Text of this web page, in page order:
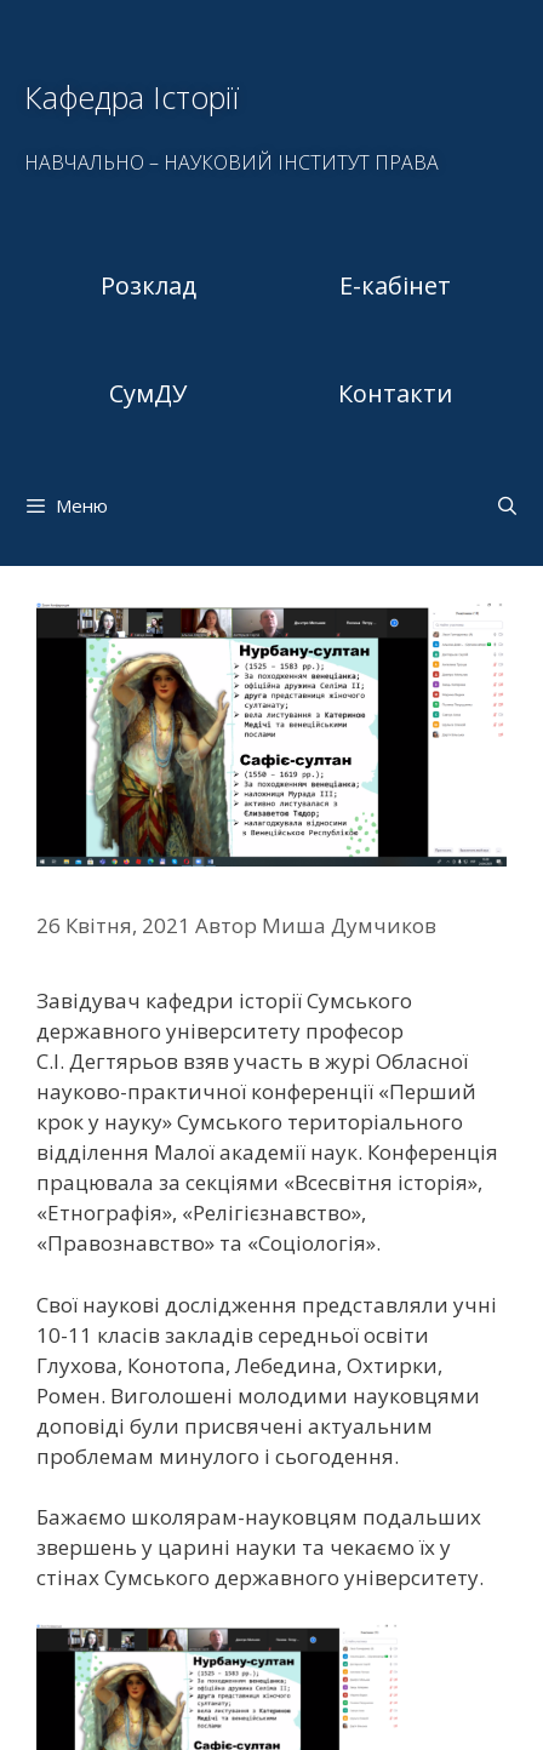
Кафедра Історії
НАВЧАЛЬНО – НАУКОВИЙ ІНСТИТУТ ПРАВА
Розклад Е-кабінет
СумДУ Контакти
Меню
26 Квітня, 2021 Автор Миша Думчиков
Завідувач кафедри історії Сумського
державного університету професор
С.І. Дегтярьов взяв участь в журі Обласної
науково-практичної конференції «Перший
крок у науку» Сумського територіального
відділення Малої академії наук. Конференція
працювала за секціями «Всесвітня історія»,
«Етнографія», «Релігієзнавство»,
«Правознавство» та «Соціологія».
Свої наукові дослідження представляли учні
10-11 класів закладів середньої освіти
Глухова, Конотопа, Лебедина, Охтирки,
Ромен. Виголошені молодими науковцями
доповіді були присвячені актуальним
проблемам минулого і сьогодення.
Бажаємо школярам-науковцям подальших
звершень у царині науки та чекаємо їх у
стінах Сумського державного університету.